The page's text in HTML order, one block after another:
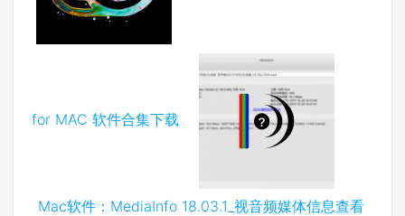
for MAC 软件合集下载
Mac软件：MediaInfo 18.03.1_视音频媒体信息查看